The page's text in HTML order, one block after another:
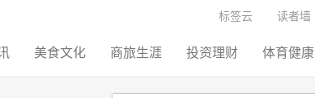
标签云 读者墙
美食文化 商旅生涯 投资理财 体育健康